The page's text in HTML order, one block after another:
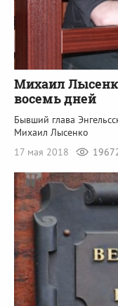
Михаил
восемь дней
Бывший глава
Михаил Лысенко
17 мая 2018